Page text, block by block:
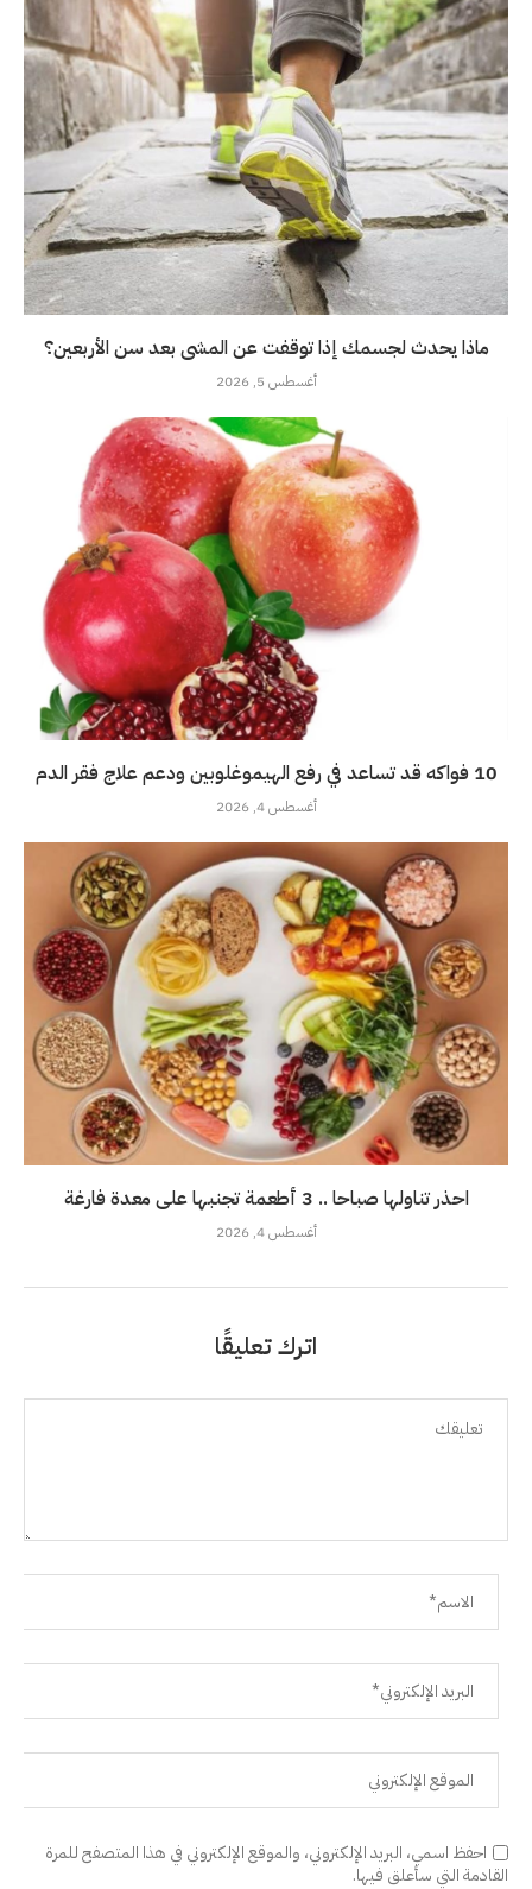
ماذا يحدث لجسمك إذا توقفت عن المشى بعد سن الأربعين؟
أغسطس 5, 2026
10 فواكه قد تساعد في رفع الهيموغلوبين ودعم علاج فقر الدم
أغسطس 4, 2026
احذر تناولها صباحا .. 3 أطعمة تجنبها على معدة فارغة
أغسطس 4, 2026
اترك تعليقًا
احفظ اسمي، البريد الإلكتروني، والموقع الإلكتروني في هذا المتصفح للمرة
القادمة التي سأعلق فيها.